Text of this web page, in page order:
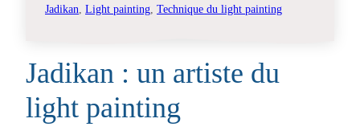
Jadikan Light painting Technique du light painting
Jadikan : un artiste du
light painting